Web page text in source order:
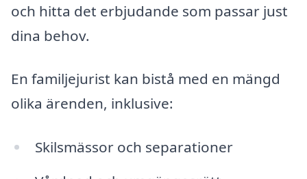
och hitta det erbjudande som passar just
dina behov.
En familjejurist kan bistå med en mängd
olika ärenden, inklusive:
Skilsmässor och separationer